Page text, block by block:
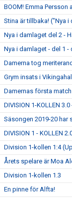
BOOM! Emma Persson
Stina är tillbaka! ("Nya
Nya i damlaget del 2 -
Nya i damlaget - del 1
Damerna tog
Grym insats i
Damernas första match
DIVISION 1-KOLLEN
Säsongen 2019-20 har
DIVISION 1 - KOLLEN
Division 1-kollen 1:4
Årets spelare är Moa
Division 1-kollen 1.3
En pinne för Alfta!